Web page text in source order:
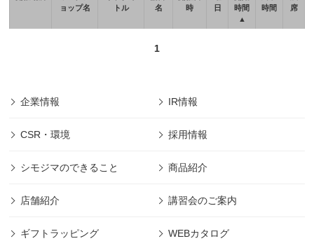
ョップ名
トル
名
時
日
時間
▲
時間
席
1
企業情報 IR情報
CSR・環境 採用情報
シモジマのできること 商品紹介
店舗紹介 講習会のご案内
ギフトラッピング WEBカタログ